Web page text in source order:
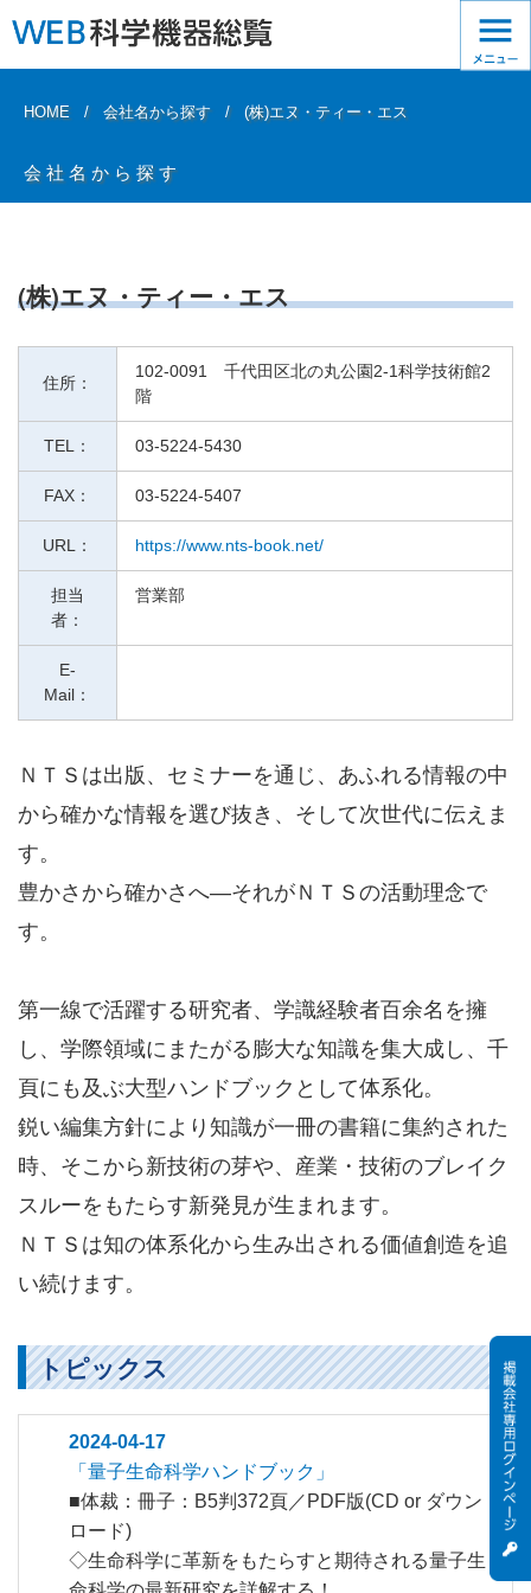
HOME 会社名から探す (株)エヌ・ティー・エス
会社名から探す
(株)エヌ・ティー・エス
住所：
102-0091 千代田区北の丸公園2-1科学技術館2
階
TEL： 03-5224-5430
FAX： 03-5224-5407
URL： https://www.nts-book.net/
担当
者：
営業部
E-
Mail：
ＮＴＳは出版、セミナーを通じ、あふれる情報の中
から確かな情報を選び抜き、そして次世代に伝えま
す。
豊かさから確かさへ―それがＮＴＳの活動理念で
す。
第一線で活躍する研究者、学識経験者百余名を擁
し、学際領域にまたがる膨大な知識を集大成し、千
頁にも及ぶ大型ハンドブックとして体系化。
鋭い編集方針により知識が一冊の書籍に集約された
時、そこから新技術の芽や、産業・技術のブレイク
スルーをもたらす新発見が生まれます。
ＮＴＳは知の体系化から生み出される価値創造を追
い続けます。
トピックス
2024-04-17
「量子生命科学ハンドブック」
■体裁：冊子：B5判372頁／PDF版(CD or ダウン
ロード)
◇生命科学に革新をもたらすと期待される量子生